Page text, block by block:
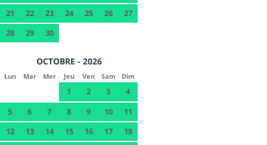
21
22 23 24 25 26
27
28
29 30
OCTOBRE - 2026
Lun Mar Mer Jeu Ven Sam Dim
1 2 3
4
5
6 7 8 9 10
11
12
13 14 15 16 17
18